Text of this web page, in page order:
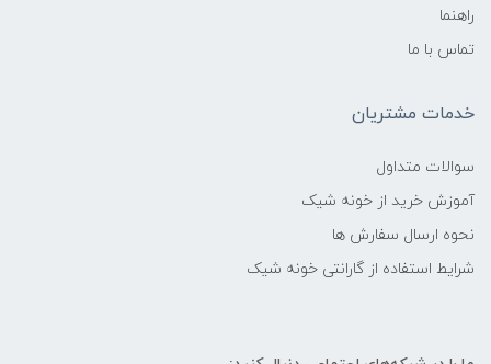
راهنما
تماس با ما
خدمات مشتریان
سوالات متداول
آموزش خرید از خونه شیک
نحوه ارسال سفارش ها
شرایط استفاده از گارانتی خونه شیک